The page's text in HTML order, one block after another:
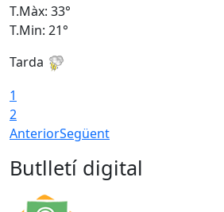
T.Màx: 33°
T.Min: 21°
Tarda
1
2
AnteriorSegüent
Butlletí digital